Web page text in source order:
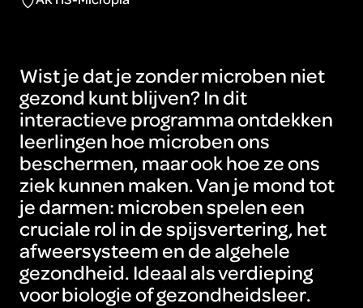
Wist je dat je zonder microben niet
gezond kunt blijven? In dit
interactieve programma ontdekken
leerlingen hoe microben ons
beschermen, maar ook hoe ze ons
ziek kunnen maken. Van je mond tot
je darmen: microben spelen een
cruciale rol in de spijsvertering, het
afweersysteem en de algehele
gezondheid. Ideaal als verdieping
voor biologie of gezondheidsleer.